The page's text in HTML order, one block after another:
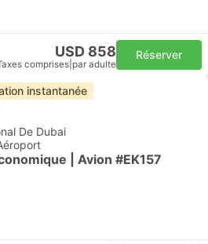
USD 858
comprises par adulte
Réserver
instantanée
De Dubai
| Avion #EK157